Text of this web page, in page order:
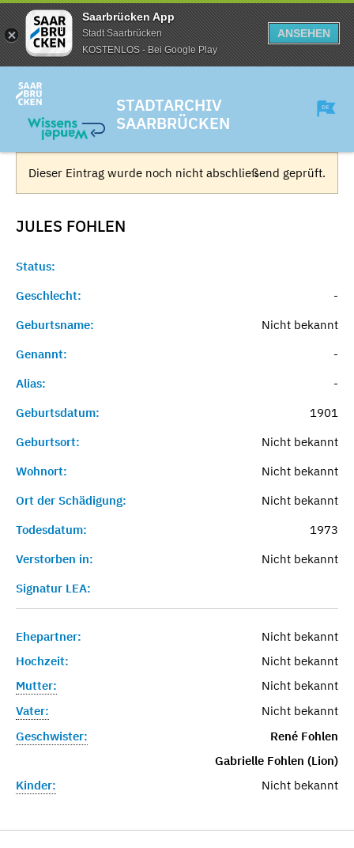
Saarbrücken App
Stadt Saarbrücken
KOSTENLOS - Bei Google Play
ANSEHEN
STADTARCHIV
SAARBRÜCKEN
Dieser Eintrag wurde noch nicht abschließend geprüft.
JULES FOHLEN
Status:
Geschlecht:
-
Geburtsname:
Nicht bekannt
Genannt:
-
Alias:
-
Geburtsdatum:
1901
Geburtsort:
Nicht bekannt
Wohnort:
Nicht bekannt
Ort der Schädigung:
Nicht bekannt
Todesdatum:
1973
Verstorben in:
Nicht bekannt
Signatur LEA:
Ehepartner:
Nicht bekannt
Hochzeit:
Nicht bekannt
Mutter:
Nicht bekannt
Vater:
Nicht bekannt
Geschwister:
René Fohlen
Gabrielle Fohlen (Lion)
Kinder:
Nicht bekannt